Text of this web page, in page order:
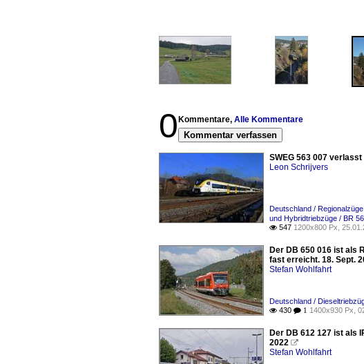
0 Kommentare, Alle Kommentare
Kommentar verfassen
SWEG 563 007
Leon Schrijvers
Deutschland /
und Hybridtriebzüge / BR
 547 1200x800 Px,
Der DB 650 016 ist als
fast erreicht. 18. Sept.
Stefan Wohlfahrt
Deutschland /
 430  1 1400x930 Px,
Der DB 612 127 ist als
2022 
Stefan Wohlfahrt